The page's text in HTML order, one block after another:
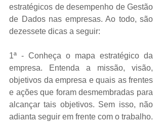
estratégicos de desempenho de Gestão
de Dados nas empresas. Ao todo, são
dezessete dicas a seguir:
1ª - Conheça o mapa estratégico da
empresa. Entenda a missão, visão,
objetivos da empresa e quais as frentes
e ações que foram desmembradas para
alcançar tais objetivos. Sem isso, não